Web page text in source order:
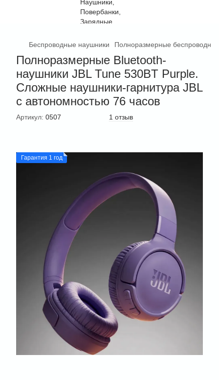
Беспроводные наушники Полноразмерные
Полноразмерные Bluetooth-
наушники JBL Tune 530BT Purple.
Сложные наушники-гарнитура JBL
с автономностью 76 часов
Артикул: 0507 1 отзыв
Гарантия 1 год